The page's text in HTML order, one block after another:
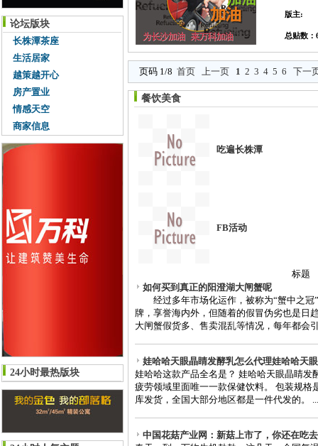
论坛版块
长株潭茶座
生活居家
越策越开心
房产置业
情感天空
商家信息
24小时最热版块
版主:
总贴数：
页码 1/8 首页 上一页 1 2 3 4 5 6 下一
餐饮美食
吃遍长株潭
FB活动
标题
如何买到真正的阳澄湖大闸蟹呢
经过多年市场化运作，被称为“蟹中之冠
牌，享誉海内外，但随着的假冒伪劣也是日
大闸蟹假货多、售卖混乱等情况，每年都会
娃哈哈天眼晶睛发酵乳怎么代理娃哈哈天
娃哈哈这款产品全名是？ 娃哈哈天眼晶睛发
疲劳领域里面唯一一款保健饮料。 包装规格
库发货，全国大部分地区都是一件代发的。 ...
中国花菇产业网：新菇上市了，你还在吃